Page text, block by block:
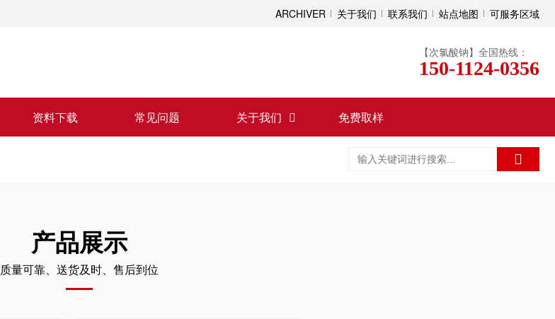
ARCHIVER 关于我们 联系我们 站点地图 可服务区域
【次氯酸钠】全国热线：
150-1124-0356
资料下载 常见问题 关于我们 免费取样
产品展示
质量可靠、送货及时、售后到位